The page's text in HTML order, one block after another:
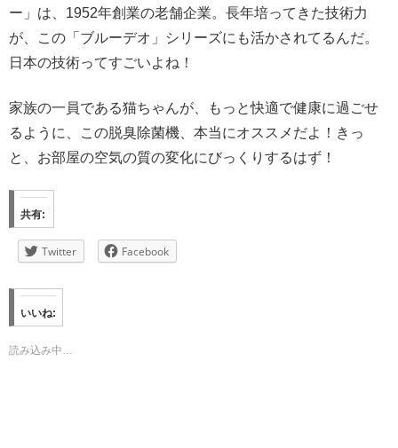
ー」は、1952年創業の老舗企業。長年培ってきた技術力
が、この「ブルーデオ」シリーズにも活かされてるんだ。
日本の技術ってすごいよね！
家族の一員である猫ちゃんが、もっと快適で健康に過ごせ
るように、この脱臭除菌機、本当にオススメだよ！きっ
と、お部屋の空気の質の変化にびっくりするはず！
共有:
Twitter Facebook
いいね:
読み込み中…